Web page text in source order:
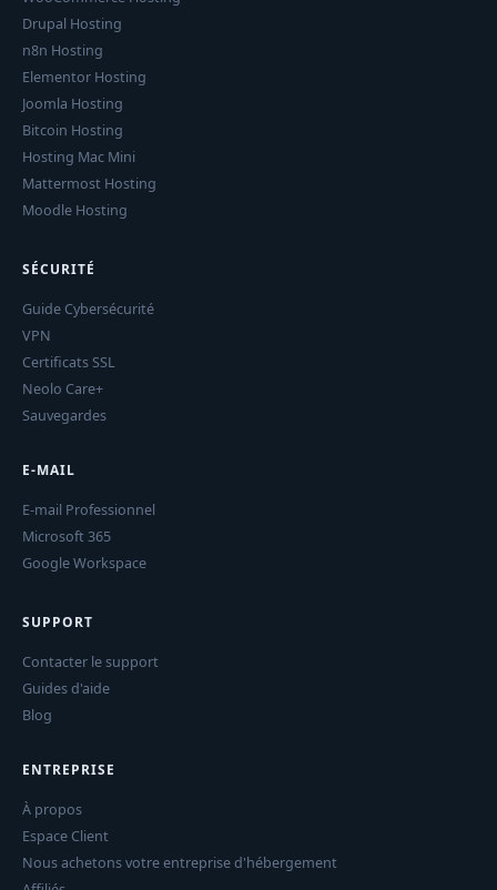
Drupal Hosting
n8n Hosting
Elementor Hosting
Joomla Hosting
Bitcoin Hosting
Hosting Mac Mini
Mattermost Hosting
Moodle Hosting
SÉCURITÉ
Guide Cybersécurité
VPN
Certificats SSL
Neolo Care+
Sauvegardes
E-MAIL
E-mail Professionnel
Microsoft 365
Google Workspace
SUPPORT
Contacter le support
Guides d'aide
Blog
ENTREPRISE
À propos
Espace Client
Nous achetons votre entreprise d'hébergement